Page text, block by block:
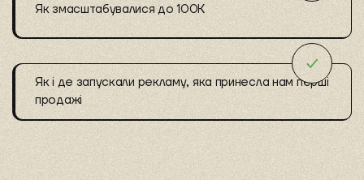
Як змасштабувалися до 100К
Як і де запускали рекламу, яка принесла нам перші
продажі